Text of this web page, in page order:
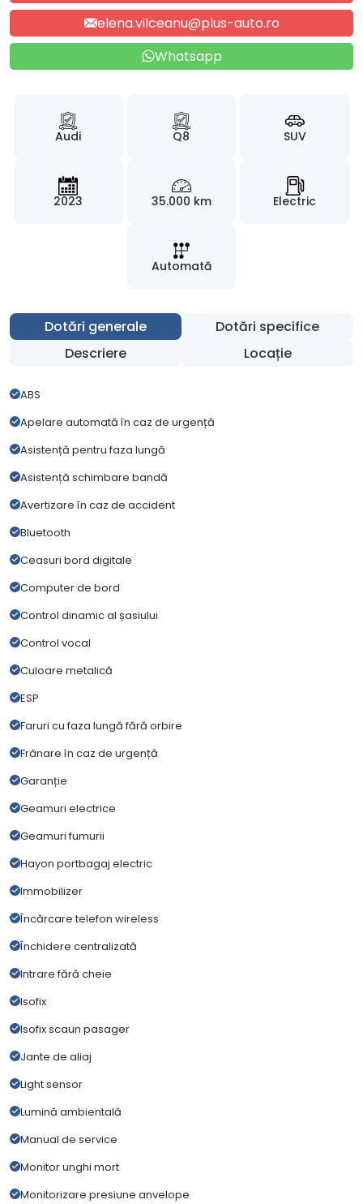
elena.vilceanu@plus-auto.ro
Whatsapp
Audi Q8 SUV
2023 35.000 km Electric
Automată
Dotări generale
Dotări specifice
Descriere
Locație
ABS
Apelare automată în caz de urgență
Asistență pentru faza lungă
Asistență schimbare bandă
Avertizare în caz de accident
Bluetooth
Ceasuri bord digitale
Computer de bord
Control dinamic al șasiului
Control vocal
Culoare metalică
ESP
Faruri cu faza lungă fără orbire
Frânare în caz de urgență
Garanție
Geamuri electrice
Geamuri fumurii
Hayon portbagaj electric
Immobilizer
Încărcare telefon wireless
Închidere centralizată
Intrare fără cheie
Isofix
Isofix scaun pasager
Jante de aliaj
Light sensor
Lumină ambientală
Manual de service
Monitor unghi mort
Monitorizare presiune anvelope